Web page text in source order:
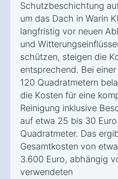
Schutzbeschichtung
um das Dach in Warin
langfristig vor neuen
und
schützen, steigen die
entsprechend. Bei
120 Quadratmetern
die Kosten für eine
Reinigung inklusive
auf etwa 25 bis 30
Quadratmeter. Das
Gesamtkosten von
3.600 Euro, abhängig
verwendeten